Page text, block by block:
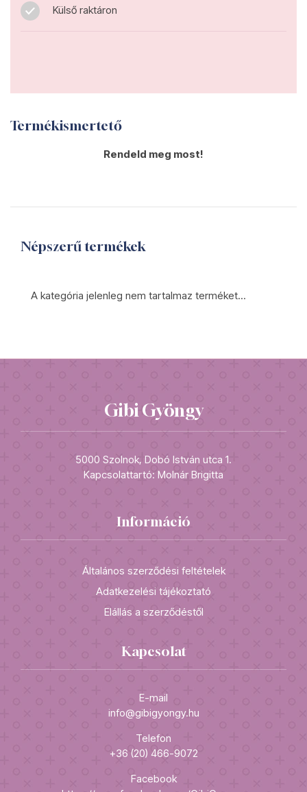
Külső raktáron
Termékismertető
Rendeld meg most!
Népszerű termékek
A kategória jelenleg nem tartalmaz terméket...
Gibi Gyöngy
5000 Szolnok, Dobó István utca 1.
Kapcsolattartó: Molnár Brigitta
Információ
Általános szerződési feltételek
Adatkezelési tájékoztató
Elállás a szerződéstől
Kapcsolat
E-mail
info@gibigyongy.hu
Telefon
+36 (20) 466-9072
Facebook